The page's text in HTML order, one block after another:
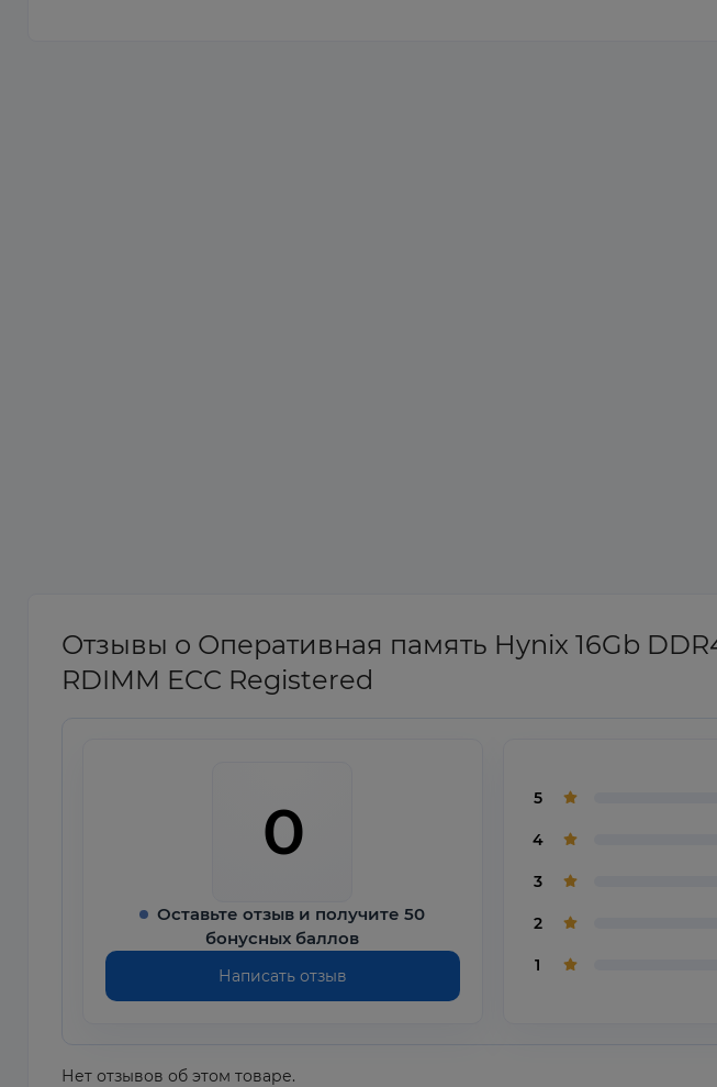
Отзывы о Оперативная память Hynix 16Gb
RDIMM ECC Registered
0
Оставьте отзыв и получите 50
бонусных баллов
Написать отзыв
5
4
3
2
1
Нет отзывов об этом товаре.